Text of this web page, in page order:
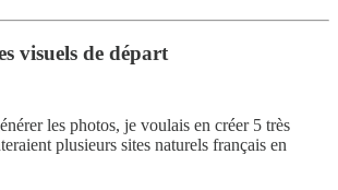
visuels de départ
les photos, je voulais en créer 5 très
plusieurs sites naturels français en